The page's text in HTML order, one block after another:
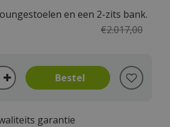
en een 2-zits bank.
€2.017,00
garantie